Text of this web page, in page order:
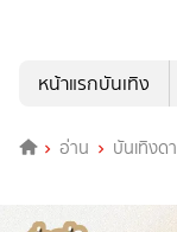
หน้าแรกบันเทิง
อ่าน บันเทิงด
You Complete Me แ